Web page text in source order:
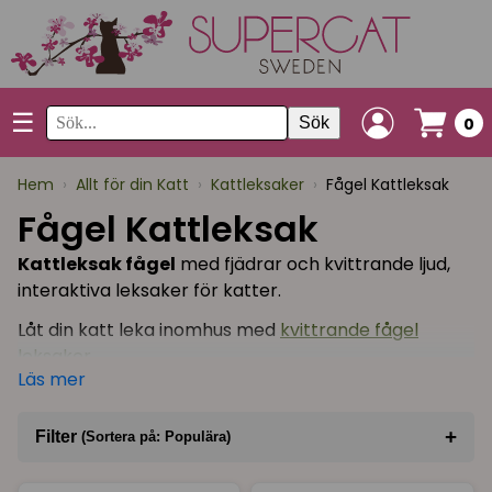
☰ Sök 0
Hem › Allt för din Katt › Kattleksaker › Fågel Kattleksak
Fågel Kattleksak
Kattleksak fågel med fjädrar och kvittrande ljud,
interaktiva leksaker för katter.
Låt din katt leka inomhus med kvittrande fågel
leksaker
ett visst sätt - det gör att när du drar denna
Läs mer
Filter (Sortera på: Populära) +